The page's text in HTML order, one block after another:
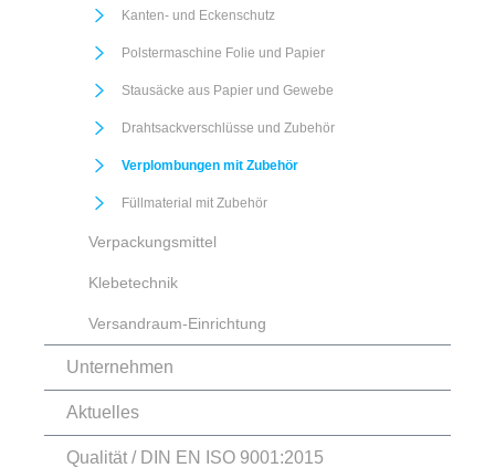
Kanten- und Eckenschutz
Polstermaschine Folie und Papier
Stausäcke aus Papier und Gewebe
Drahtsackverschlüsse und Zubehör
Verplombungen mit Zubehör
Füllmaterial mit Zubehör
Verpackungsmittel
Klebetechnik
Versandraum-Einrichtung
Unternehmen
Aktuelles
Qualität / DIN EN ISO 9001:2015